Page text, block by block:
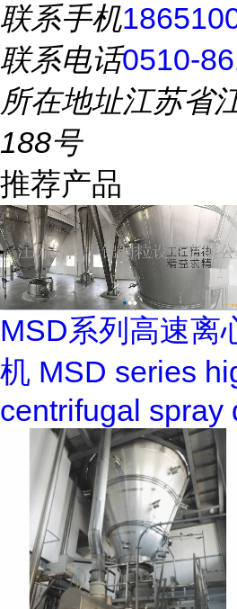
联系手机
联系电话0510-
所在地址江苏省
188号
推荐产品
MSD系列高速离
机 MSD series
centrifugal spray